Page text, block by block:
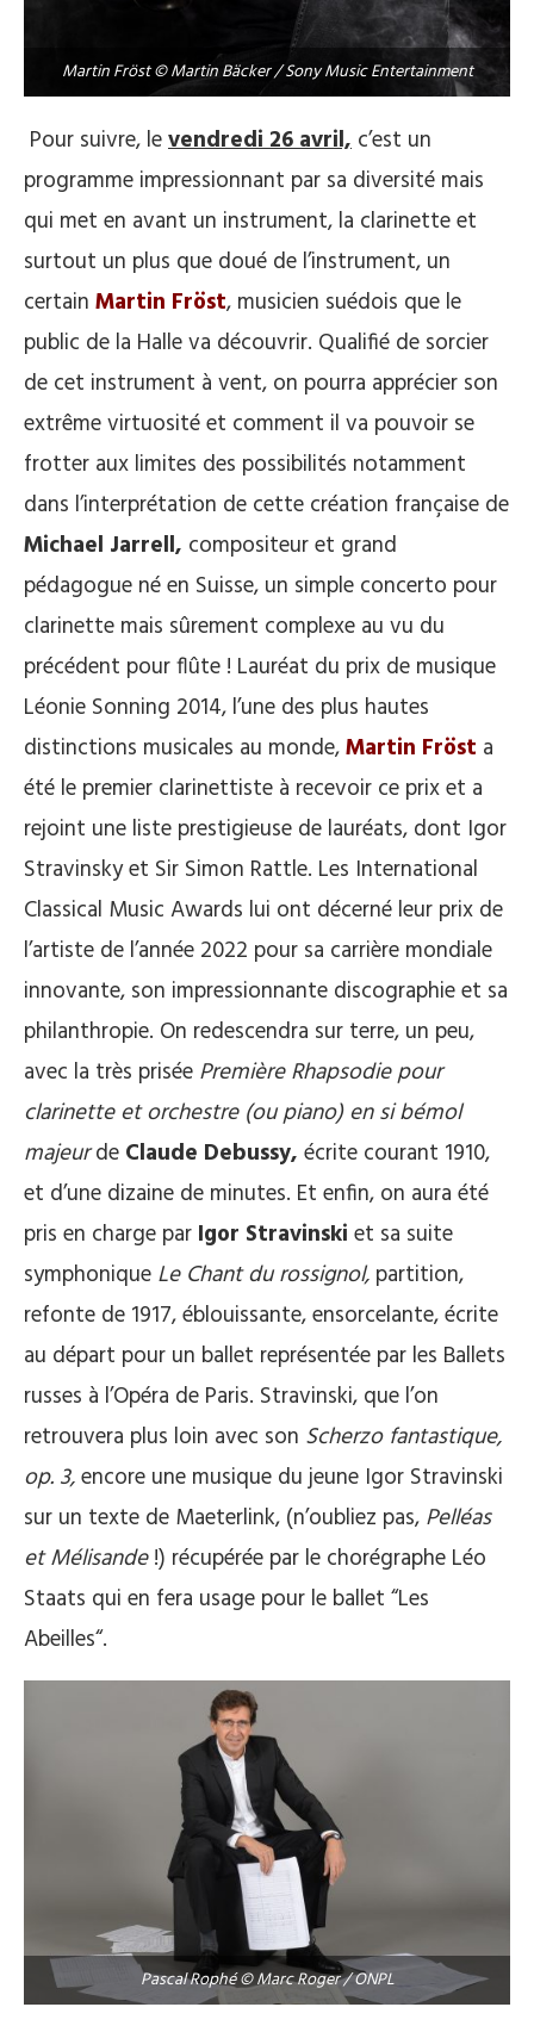
Martin Fröst © Martin Bäcker / Sony Music Entertainment
Pour suivre, levendredi 26 avril, c’est un
programme impressionnant par sa diversité mais
qui met en avant un instrument, la clarinette et
surtout un plus que doué de l’instrument, un
certain Martin Fröst, musicien suédois que le
public de la Halle va découvrir. Qualifié de sorcier
de cet instrument à vent, on pourra apprécier son
extrême virtuosité et comment il va pouvoir se
frotter aux limites des possibilités notamment
dans l’interprétation de cette création française de
Michael Jarrell, compositeur et grand
pédagogue né en Suisse, un simple concerto pour
clarinette mais sûrement complexe au vu du
précédent pour flûte ! Lauréat du prix de musique
Léonie Sonning 2014, l’une des plus hautes
distinctions musicales au monde,Martin Fröst a
été le premier clarinettiste à recevoir ce prix et a
rejoint une liste prestigieuse de lauréats, dont Igor
Stravinsky et Sir Simon Rattle. Les International
Classical Music Awards lui ont décerné leur prix de
l’artiste de l’année 2022 pour sa carrière mondiale
innovante, son impressionnante discographie et sa
philanthropie. On redescendra sur terre, un peu,
avec la très prisée Première Rhapsodie pour
clarinette et orchestre (ou piano) en si bémol
majeurde Claude Debussy, écrite courant 1910,
et d’une dizaine de minutes. Et enfin, on aura été
pris en charge par Igor Stravinski et sa suite
symphonique Le Chant du rossignol, partition,
refonte de 1917, éblouissante, ensorcelante, écrite
au départ pour un ballet représentée par les Ballets
russes à l’Opéra de Paris. Stravinski, que l’on
retrouvera plus loin avec son Scherzo fantastique,
op. 3,encore une musique du jeune Igor Stravinski
sur un texte de Maeterlink, (n’oubliez pas, Pelléas
et Mélisande!) récupérée par le chorégraphe Léo
Staats qui en fera usage pour le ballet “Les
Abeilles“.
Pascal Rophé © Marc Roger / ONPL